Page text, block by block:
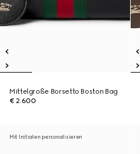
Mittelgroße Borsetto Boston Bag
€ 2.600
Mit Initialen personalisieren